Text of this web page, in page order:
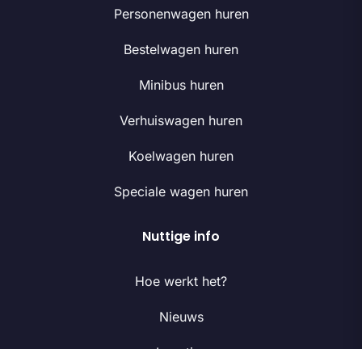
Personenwagen huren
Bestelwagen huren
Minibus huren
Verhuiswagen huren
Koelwagen huren
Speciale wagen huren
Nuttige info
Hoe werkt het?
Nieuws